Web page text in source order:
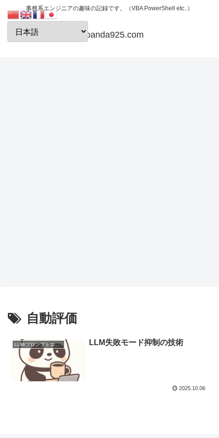
事務系エンジニアの趣味の記録です。（VBA PowerShell etc..）
papanda925.com
自動評価
LLM/プロンプトエンジニアリング LLM失敗モード抑制の技術
2025.10.06